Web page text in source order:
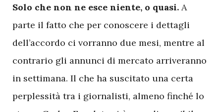
Solo che non ne esce niente, o quasi. A
parte il fatto che per conoscere i dettagli
dell’accordo ci vorranno due mesi, mentre al
contrario gli annunci di mercato arriveranno
in settimana. Il che ha suscitato una certa
perplessità tra i giornalisti, almeno finché lo